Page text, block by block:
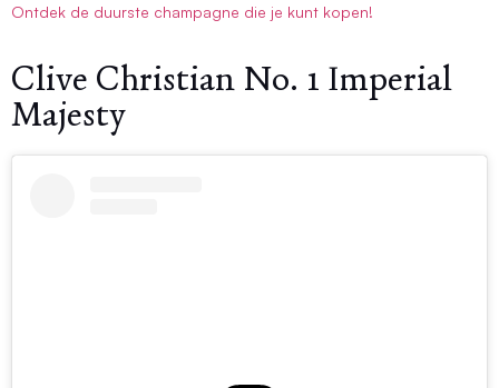
Ontdek de duurste champagne die je kunt kopen!
Clive Christian No. 1 Imperial
Majesty